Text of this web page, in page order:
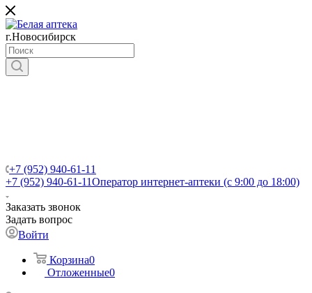
г.Новосибирск
+7 (952) 940-61-11
+7 (952) 940-61-11Оператор интернет-аптеки (с 9:00 до 18:00)
Заказать звонок
Задать вопрос
Войти
Корзина0
Отложенные0